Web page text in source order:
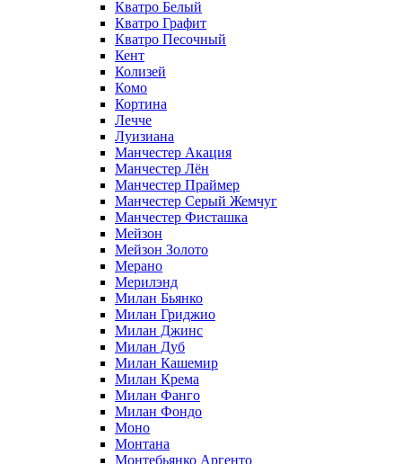
Кватро Белый
Кватро Графит
Кватро Песочный
Кент
Колизей
Комо
Кортина
Лечче
Луизиана
Манчестер Акация
Манчестер Лён
Манчестер Праймер
Манчестер Серый Жемчуг
Манчестер Фисташка
Мейзон
Мейзон Золото
Мерано
Мерилэнд
Милан Бьянко
Милан Гриджио
Милан Джинс
Милан Дуб
Милан Кашемир
Милан Крема
Милан Фанго
Милан Фондо
Моно
Монтана
Монтебьянко Аргенто